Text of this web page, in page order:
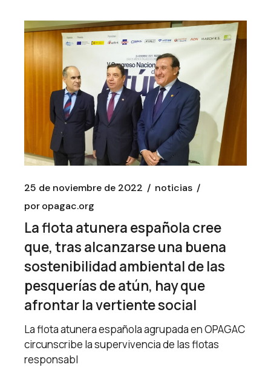
25 de noviembre de 2022
noticias
poropagac.org
La flota atunera española cree
que, tras alcanzarse una buena
sostenibilidad ambiental de las
pesquerías de atún, hay que
afrontar la vertiente social
La flota atunera española agrupada en OPAGAC
circunscribe la supervivencia de las flotas
responsabl